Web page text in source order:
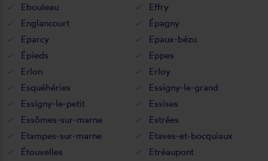
Ebouleau
Effry
Englancourt
Épagny
Eparcy
Epaux-bézu
Épieds
Eppes
Erlon
Erloy
Esquéhéries
Essigny-le-grand
Essigny-le-petit
Essises
Essômes-sur-marne
Estrées
Etampes-sur-marne
Etaves-et-bocquiaux
Étouvelles
Etréaupont